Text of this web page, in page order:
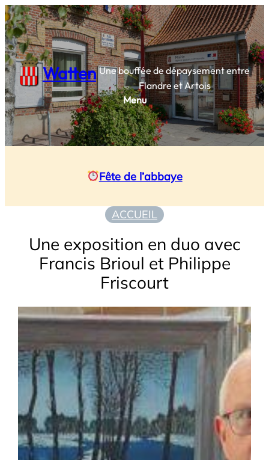
Aller
au
contenu
Watten Une bouffée de dépaysement entre
Flandre et Artois
Menu
Fête de l’abbaye
ACCUEIL
Une exposition en duo avec
Francis Brioul et Philippe
Friscourt